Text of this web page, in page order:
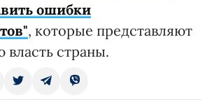
ошибки
, которые представляют
страны.